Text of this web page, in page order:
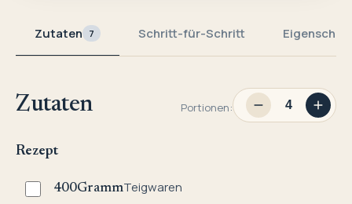
Zutaten 7 Schritt-für-Schritt
Zutaten Portionen:
Rezept
400GrammTeigwaren